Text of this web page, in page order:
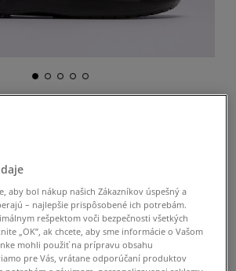
REMIX
(0)
aby bol nákup našich Zákazníkov úspešný a
– najlepšie prispôsobené ich potrebám.
rešpektom voči bezpečnosti všetkých
„OK”, ak chcete, aby sme informácie o Vašom
mohli použiť na prípravu obsahu
pre Vás, vrátane odporúčaní produktov